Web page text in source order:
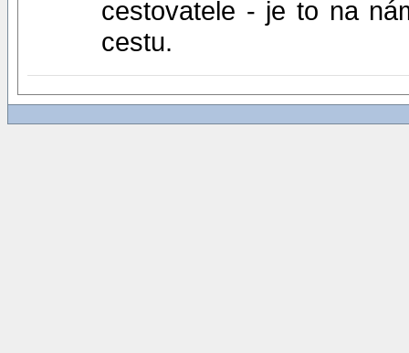
cestovatele - je to na
cestu.